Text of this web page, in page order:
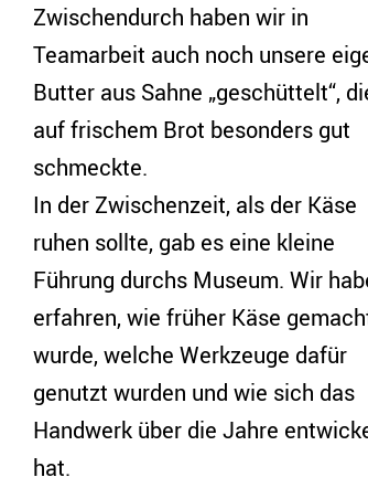
Zwischendurch haben wir in
Teamarbeit auch noch unsere
Butter aus Sahne „geschüttelt“,
auf frischem Brot besonders gut
schmeckte.
In der Zwischenzeit, als der Käse
ruhen sollte, gab es eine kleine
Führung durchs Museum. Wir
erfahren, wie früher Käse
wurde, welche Werkzeuge dafür
genutzt wurden und wie sich das
Handwerk über die Jahre
hat.